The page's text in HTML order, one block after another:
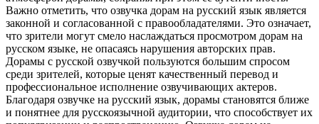
Важно отметить, что озвучка дорам на русский язык является
законной и согласованной с правообладателями. Это означает,
что зрители могут смело наслаждаться просмотром дорам на
русском языке, не опасаясь нарушения авторских прав.
Дорамы с русской озвучкой пользуются большим спросом
среди зрителей, которые ценят качественный перевод и
профессиональное исполнение озвучивающих актеров.
Благодаря озвучке на русский язык, дорамы становятся ближе
и понятнее для русскоязычной аудитории, что способствует их